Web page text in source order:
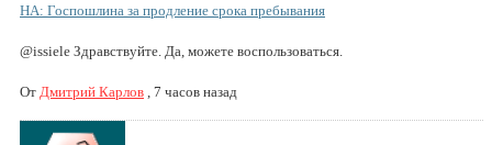
НА: Госпошлина за продление срока пребывания
@issiele Здравствуйте. Да, можете воспользоваться.
От Дмитрий Карлов 7 часов назад